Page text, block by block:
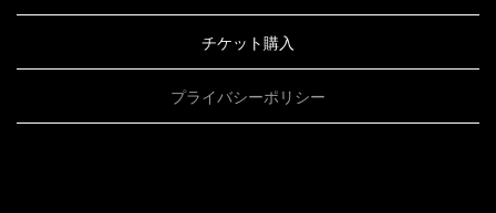
チケット購入
プライバシーポリシー